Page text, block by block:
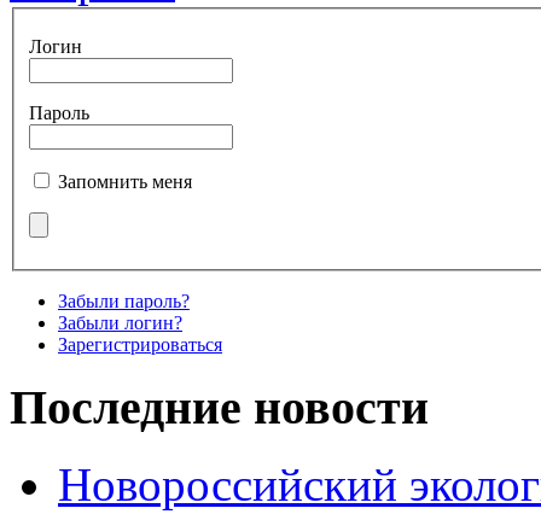
Логин
Пароль
Запомнить меня
Забыли пароль?
Забыли логин?
Зарегистрироваться
Последние новости
Новороссийский